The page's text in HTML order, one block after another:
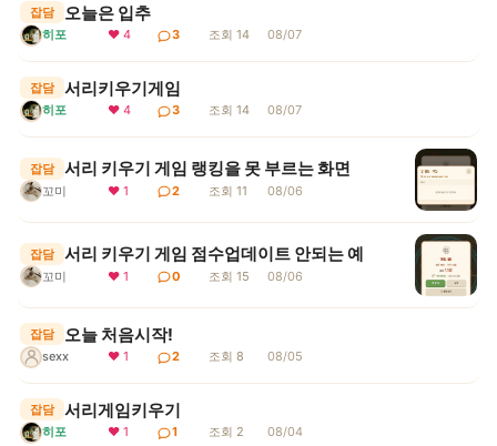
잡담 오늘은 입추
히포 ❤ 4 3 조회 14 08/07
잡담 서리키우기게임
히포 ❤ 4 3 조회 14 08/07
잡담 서리 키우기 게임 랭킹을 못 부르는 화면
꼬미 ❤ 1 2 조회 11 08/06
잡담 서리 키우기 게임 점수업데이트 안되는 예
꼬미 ❤ 1 0 조회 15 08/06
잡담 오늘 처음시작!
sexx ❤ 1 2 조회 8 08/05
잡담 서리게임키우기
히포 ❤ 1 1 조회 2 08/04